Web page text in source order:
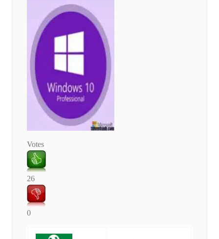
Votes
26
0